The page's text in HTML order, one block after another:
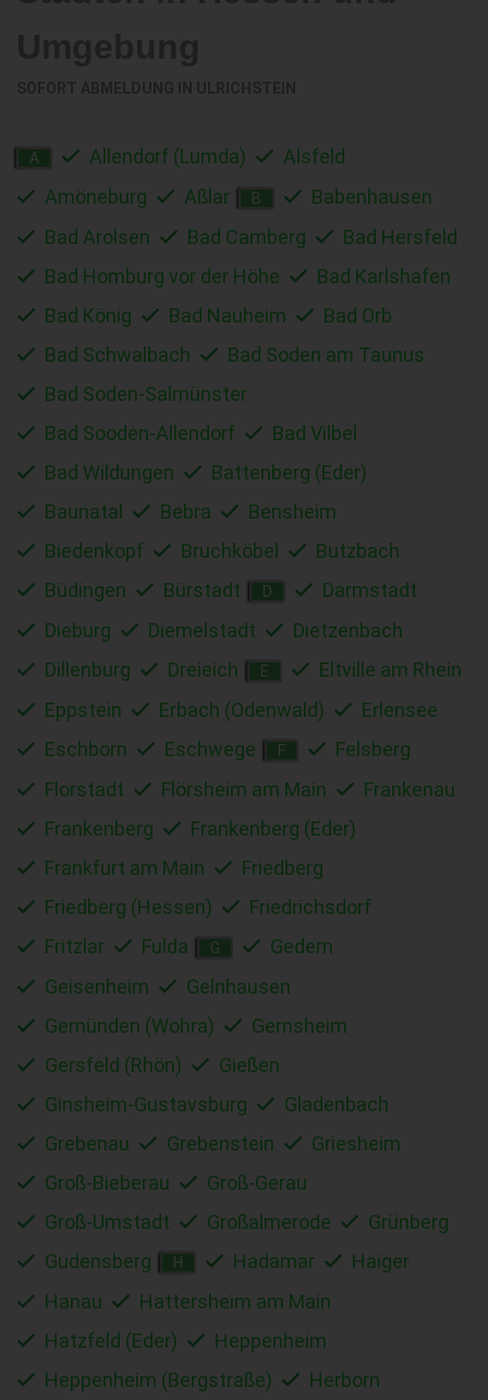
A Allendorf (Lumda)
Alsfeld
Amöneburg
Aßlar B
Babenhausen
Bad Arolsen
Bad Camberg
Bad Hersfeld
Bad Homburg vor der Höhe
Bad Karlshafen
Bad König
Bad Nauheim
Bad Orb
Bad Schwalbach
Bad Soden am Taunus
Bad Soden-Salmünster
Bad Sooden-Allendorf
Bad Vilbel
Bad Wildungen
Battenberg (Eder)
Baunatal
Bebra
Bensheim
Biedenkopf
Bruchköbel
Butzbach
Büdingen
Bürstadt D
Darmstadt
Dieburg
Diemelstadt
Dietzenbach
Dillenburg
Dreieich E
Eltville am Rhein
Eppstein
Erbach (Odenwald)
Erlensee
Eschborn
Eschwege F
Felsberg
Florstadt
Flörsheim am Main
Frankenau
Frankenberg
Frankenberg (Eder)
Frankfurt am Main
Friedberg
Friedberg (Hessen)
Friedrichsdorf
Fritzlar
Fulda G
Gedern
Geisenheim
Gelnhausen
Gemünden (Wohra)
Gernsheim
Gersfeld (Rhön)
Gießen
Ginsheim-Gustavsburg
Gladenbach
Grebenau
Grebenstein
Griesheim
Groß-Bieberau
Groß-Gerau
Groß-Umstadt
Großalmerode
Grünberg
Gudensberg
H Hadamar
Haiger
Hanau
Hattersheim am Main
Hatzfeld (Eder)
Heppenheim
Heppenheim (Bergstraße)
Herborn